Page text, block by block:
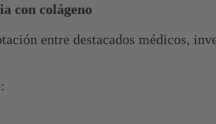
con colágeno
entre destacados médicos,